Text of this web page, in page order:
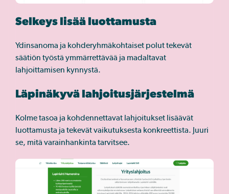
Selkeys lisää luottamusta
Ydinsanoma ja kohderyhmäkohtaiset polut tekevät
säätiön työstä ymmärrettävää ja madaltavat
lahjoittamisen kynnystä.
Läpinäkyvä lahjoitusjärjestelmä
Kolme tasoa ja kohdennettavat lahjoitukset lisäävät
luottamusta ja tekevät vaikutuksesta konkreettista. Juuri
se, mitä varainhankinta tarvitsee.